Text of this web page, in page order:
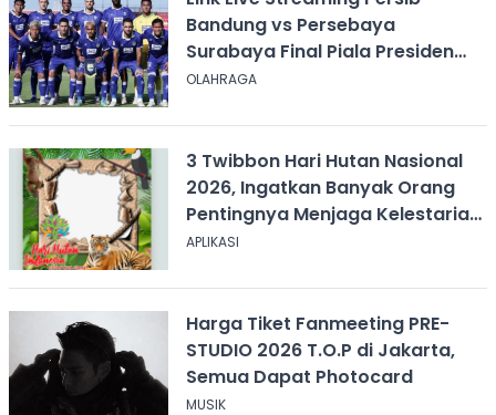
Bandung vs Persebaya
Surabaya Final Piala Presiden
2026, Kick-off Pukul 20.00 WIB
OLAHRAGA
3 Twibbon Hari Hutan Nasional
2026, Ingatkan Banyak Orang
Pentingnya Menjaga Kelestarian
Hutan
APLIKASI
Harga Tiket Fanmeeting PRE-
STUDIO 2026 T.O.P di Jakarta,
Semua Dapat Photocard
MUSIK